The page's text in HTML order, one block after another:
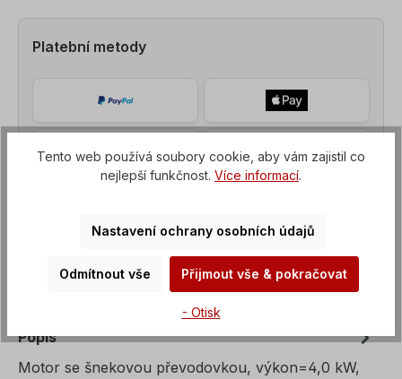
Platební metody
Popis
Motor se šnekovou převodovkou, výkon=4,0 kW,
Tento web používá soubory cookie, aby vám zajistil co
nejlepší funkčnost. Více informací.
Nastavení ochrany osobních údajů
Odmítnout vše Přijmout vše & pokračovat
- Otisk